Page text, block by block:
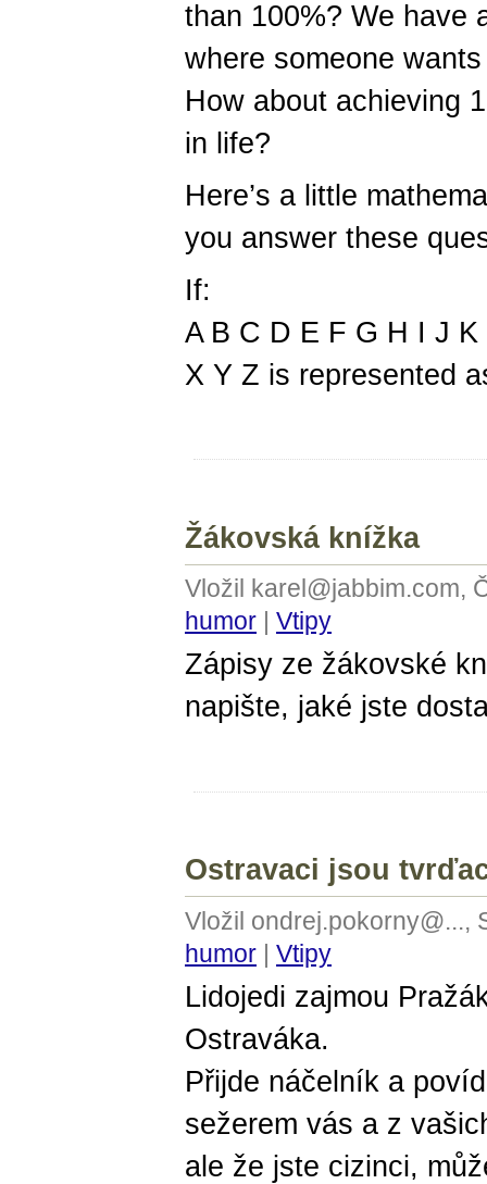
than 100%? We have
where someone
How about achieving
in life?
Here’s a little
you answer these
If:
A B C D E F G H I J
X Y Z is represented
Žákovská knížka
Vložil karel@jabbim.com,
humor
Vtipy
Zápisy ze žákovské
napište, jaké jste
Ostravaci jsou
Vložil ondrej.pokorny@...,
humor | Vtipy
Lidojedi zajmou
Ostraváka.
Přijde náčelník a
sežerem vás a z
ale že jste cizinci,